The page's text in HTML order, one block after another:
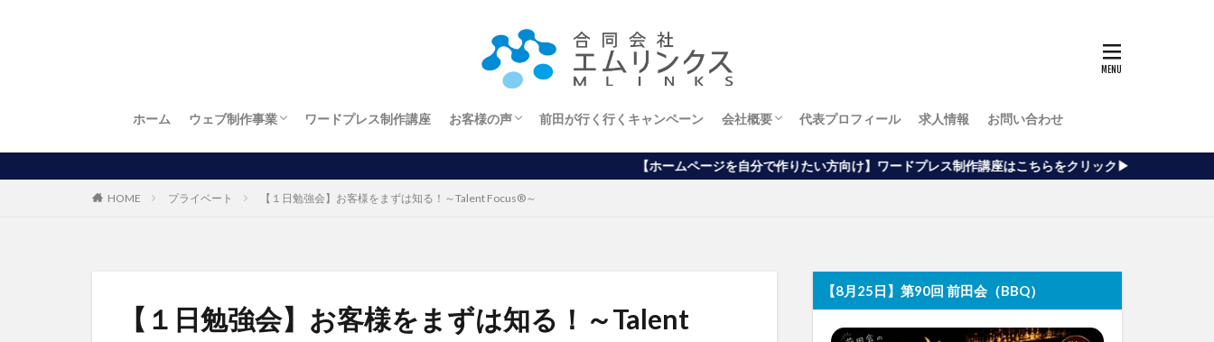
ホーム ウェブ制作事業
お店自慢
繁盛店
ワードプレス制作
LP制作（ランディングページ制作）
ロゴ制作
名刺制作
チラシ制作
お得！開業パック
パソコン出張訪問設定サービス
ワードプレス制作講座 お客様の声
エステサロンオーナー様
ホームページから
ブログから
アメブロから
前田が行く行くキャンペーン 会社概要
経営理念
代表プロフィール 求人情報 お問い合わせ
【ホームページを自分で作りたい方向け】ワードプレス制作講座はこちらをクリック▶
HOME プライベート 【１日勉強会】お客様をまずは知る！～Talent Focus®～
【１日勉強会】お客様をまずは知る！～Talent
【8月25日】第90回 前田会（BBQ）